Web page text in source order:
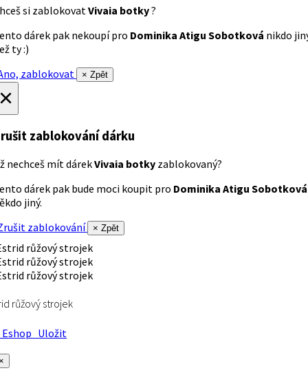
si zablokovatVivaia botky?
dárek pak nekoupí pro Dominika Atigu Sobotková nikdo
ty :)
zablokovat
× Zpět
zablokování dárku
nechceš mít dárekVivaia botky zablokovaný?
dárek pak bude moci koupit pro Dominika Atigu Sobotková
jiný.
zablokování
× Zpět
růžový strojek
Uložit